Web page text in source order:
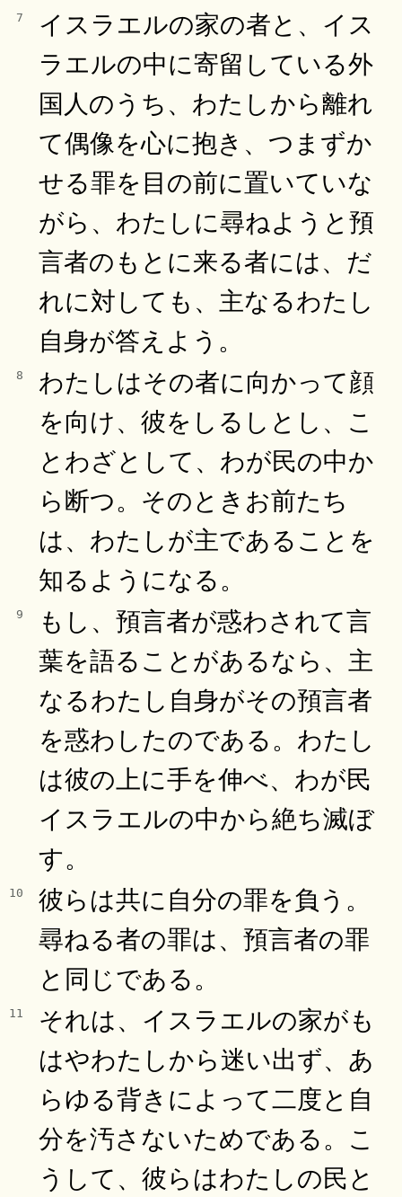
7
イスラエルの家の者と、イス
ラエルの中に寄留している外
国人のうち、わたしから離れ
て偶像を心に抱き、つまずか
せる罪を目の前に置いていな
がら、わたしに尋ねようと預
言者のもとに来る者には、だ
れに対しても、主なるわたし
自身が答えよう。
8
わたしはその者に向かって顔
を向け、彼をしるしとし、こ
とわざとして、わが民の中か
ら断つ。そのときお前たち
は、わたしが主であることを
知るようになる。
9
もし、預言者が惑わされて言
葉を語ることがあるなら、主
なるわたし自身がその預言者
を惑わしたのである。わたし
は彼の上に手を伸べ、わが民
イスラエルの中から絶ち滅ぼ
す。
10
彼らは共に自分の罪を負う。
尋ねる者の罪は、預言者の罪
と同じである。
11
それは、イスラエルの家がも
はやわたしから迷い出ず、あ
らゆる背きによって二度と自
分を汚さないためである。こ
うして、彼らはわたしの民と